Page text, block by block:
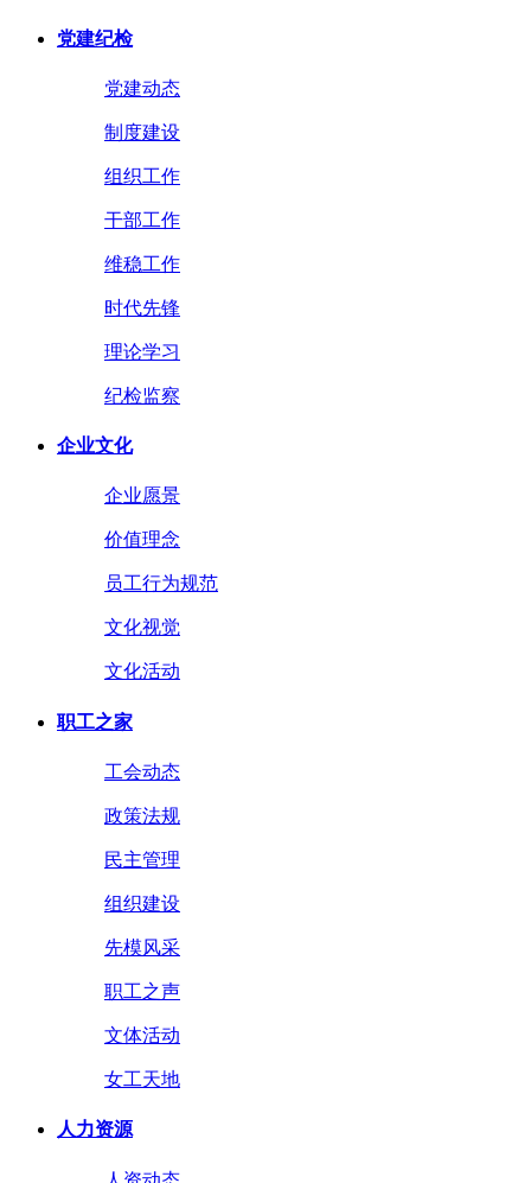
党建纪检
党建动态
制度建设
组织工作
干部工作
维稳工作
时代先锋
理论学习
纪检监察
企业文化
企业愿景
价值理念
员工行为规范
文化视觉
文化活动
职工之家
工会动态
政策法规
民主管理
组织建设
先模风采
职工之声
文体活动
女工天地
人力资源